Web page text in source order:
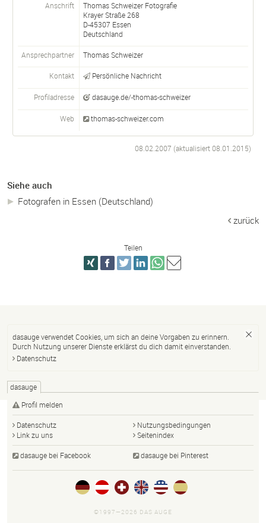
Anschrift
Thomas Schweizer Fotografie
Krayer Straße 268
D-45307 Essen
Deutschland
Ansprechpartner Thomas Schweizer
Kontakt Persönliche Nachricht
Profiladresse dasauge.de/-thomas-schweizer
Web thomas-schweizer.com
08.02.2007 (aktualisiert08.01.2015)
Siehe auch
Fotografen in Essen (Deutschland)
zurück
Teilen
dasauge verwendet Cookies, um sich an deine Vorgaben zu erinnern.
Durch Nutzung unserer Dienste erklärst du dich damit einverstanden.
Datenschutz
dasauge
Profil melden
Datenschutz
Nutzungsbedingungen
Link zu uns
Seitenindex
dasauge bei Facebook dasauge bei Pinterest
©1997—2026 DAS AUGE